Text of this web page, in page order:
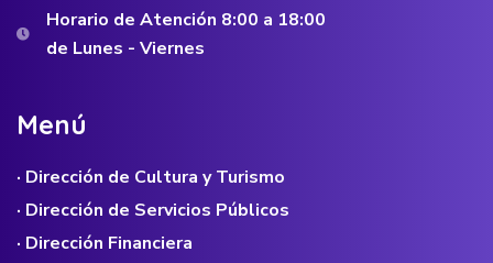
Horario de Atención 8:00 a 18:00
de Lunes - Viernes
Menú
· Dirección de Cultura y Turismo
· Dirección de Servicios Públicos
· Dirección Financiera